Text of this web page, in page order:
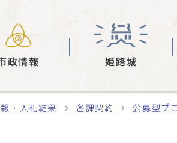
政情報 姫路城
・入札結果 各課契約 公募型プ